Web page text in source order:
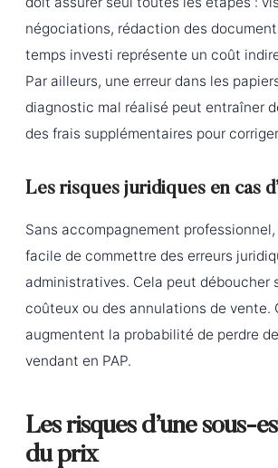
négociations, rédaction des
temps investi représente un coût
Par ailleurs, une erreur dans les
diagnostic mal réalisé peut entraîner
des frais supplémentaires pour
Les risques juridiques en cas
Sans accompagnement
facile de commettre des erreurs
administratives. Cela peut déboucher
coûteux ou des annulations de vente.
augmentent la probabilité de perdre de
vendant en PAP.
Les risques d’une sous-
du prix